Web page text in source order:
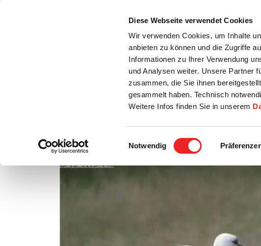
Diese Webseite verwendet Cookies
Wir verwenden Cookies, um Inhalte
anbieten zu können und die Zugriffe
Informationen zu Ihrer Verwendung
und Analysen weiter. Unsere Partner
zusammen, die Sie ihnen
gesammelt haben. Technisch
Weitere Infos finden Sie in unserem
Einwilligungsauswahl
Notwendig
Startseite
Bürgerservice Rats- / Bürgerinfo
Sie sind wieder da!